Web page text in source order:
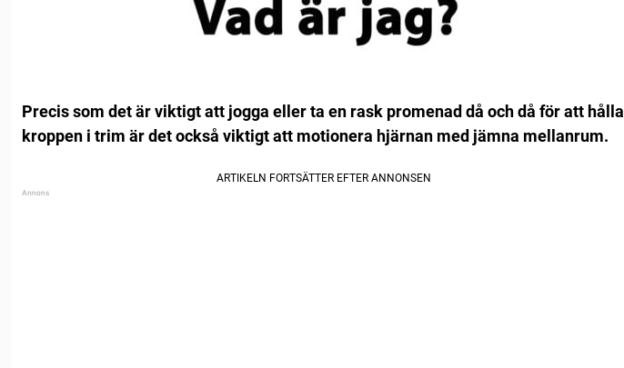
Precis som det är viktigt att jogga eller ta en rask promenad då och då för att hålla
kroppen i trim är det också viktigt att motionera hjärnan med jämna mellanrum.